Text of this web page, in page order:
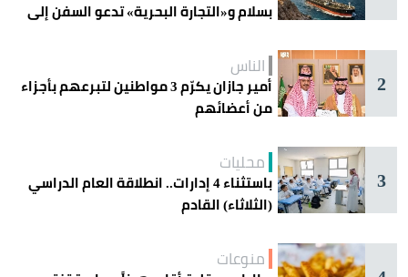
بسلام و«التجارة البحرية» تدعو السفن إلى
2
الناس
أمير جازان يكرّم 3 مواطنين لتبرعهم بأجزاء
من أعضائهم
3
محليات
باستثناء 4 إدارات.. انطلاقة العام الدراسي
(الثلاثاء) القادم
منوعات